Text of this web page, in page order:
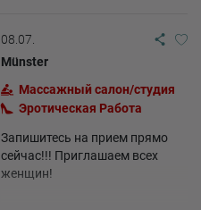
08.07.
Münster
Массажный салон/студия
Эротическая Pабота
Запишитесь на прием прямо
сейчас!!! Приглашаем всех
женщин!